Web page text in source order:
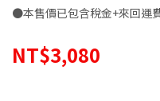
●本售價已包含稅金+來回運
NT$3,080